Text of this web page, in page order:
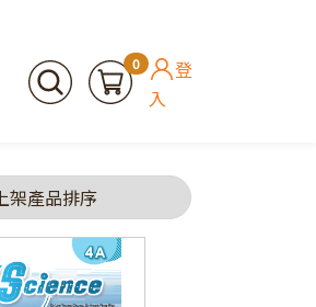
0
登
入